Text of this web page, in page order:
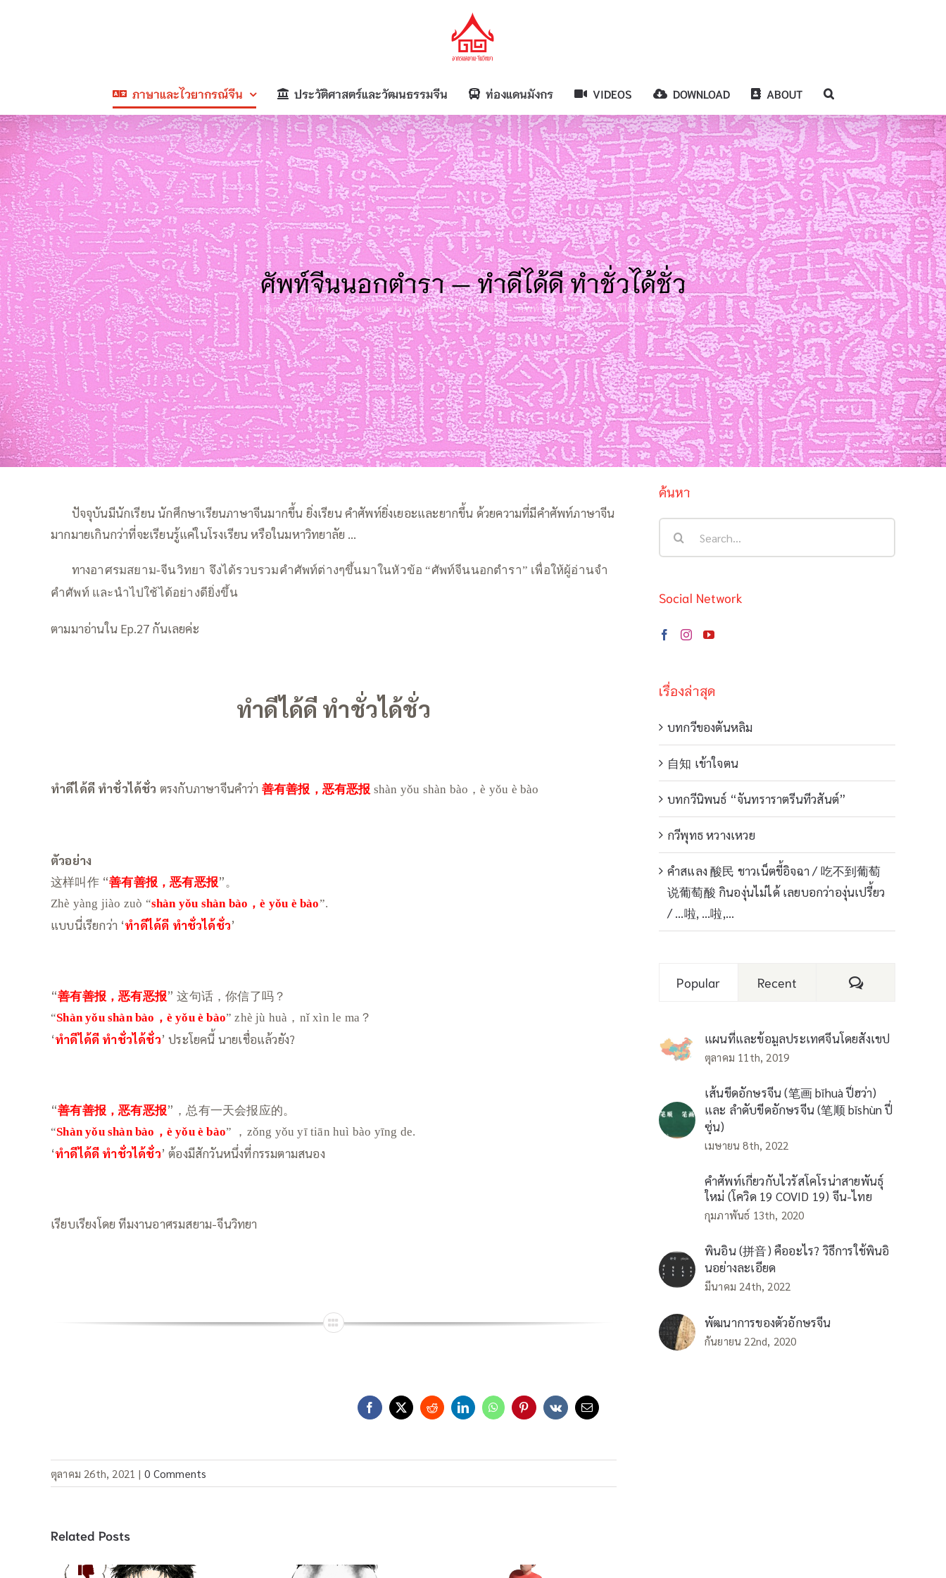
ภาษาและไวยากรณ์จีน ประวัติศาสตร์และวัฒนธรรมจีน ท่องแดนมังกร VIDEOS DOWNLOAD ABOUT
ศัพท์จีนนอกตำรา — ทำดีได้ดี ทำชั่วได้ชั่ว
Home คำศัพท์จีน ภาษาและไวยากรณ์จีน ไวยากรณ์จีน ศัพท์จีนนอกตำรา — ทำดีได้ดี ทำชั่วได้ชั่ว
ปัจจุบันมีนักเรียน นักศึกษาเรียนภาษาจีนมากขึ้น ยิ่งเรียน คำศัพท์ยิ่งเยอะและยากขึ้น ด้วยความที่มีคำศัพท์ภาษาจีน
มากมายเกินกว่าที่จะเรียนรู้แค่ในโรงเรียน หรือในมหาวิทยาลัย …
ทางอาศรมสยาม-จีนวิทยา จึงได้รวบรวมคำศัพท์ต่างๆขึ้นมาในหัวข้อ “ศัพท์จีนนอกตำรา” เพื่อให้ผู้อ่านจำ
คำศัพท์ และนำไปใช้ได้อย่างดียิ่งขึ้น
ตามมาอ่านใน Ep.27 กันเลยค่ะ
ทำดีได้ดี ทำชั่วได้ชั่ว
ทำดีได้ดี ทำชั่วได้ชั่ว ตรงกับภาษาจีนคำว่า 善有善报，恶有恶报 shàn yǒu shàn bào，è yǒu è bào
ตัวอย่าง
这样叫作 “善有善报，恶有恶报”。
Zhè yàng jiào zuò “shàn yǒu shàn bào，è yǒu è bào”.
แบบนี่เรียกว่า ‘ทำดีได้ดี ทำชั่วได้ชั่ว’
“善有善报，恶有恶报” 这句话，你信了吗？
“Shàn yǒu shàn bào，è yǒu è bào” zhè jù huà，nǐ xìn le ma？
‘ทำดีได้ดี ทำชั่วได้ชั่ว’ ประโยคนี้ นายเชื่อแล้วยัง?
“善有善报，恶有恶报”，总有一天会报应的。
“Shàn yǒu shàn bào，è yǒu è bào” ，zǒng yǒu yī tiān huì bào yīng de.
‘ทำดีได้ดี ทำชั่วได้ชั่ว’ ต้องมีสักวันหนึ่งที่กรรมตามสนอง
เรียบเรียงโดย ทีมงานอาศรมสยาม-จีนวิทยา
ตุลาคม 26th, 2021 | 0 Comments
Related Posts
ค้นหา
Social Network
เรื่องล่าสุด
บทกวีของตันหลิม
自知 เข้าใจตน
บทกวีนิพนธ์ “จันทราราตรีนทีวสันต์”
กวีพุทธ หวางเหวย
คำสแลง 酸民 ชาวเน็ตขี้อิจฉา / 吃不到葡萄
说葡萄酸 กินองุ่นไม่ได้ เลยบอกว่าองุ่นเปรี้ยว
/ …啦, …啦,…
Popular Recent Comments
แผนที่และข้อมูลประเทศจีนโดยสังเขป
ตุลาคม 11th, 2019
เส้นขีดอักษรจีน (笔画 bǐhuà ปี่ฮว่า)
และ ลำดับขีดอักษรจีน (笔顺 bǐshùn ปี่
ซุ่น)
เมษายน 8th, 2022
คำศัพท์เกี่ยวกับไวรัสโคโรน่าสายพันธุ์
ใหม่ (โควิด 19 COVID 19) จีน-ไทย
กุมภาพันธ์ 13th, 2020
พินอิน (拼音) คืออะไร? วิธีการใช้พินอิ
นอย่างละเอียด
มีนาคม 24th, 2022
พัฒนาการของตัวอักษรจีน
กันยายน 22nd, 2020